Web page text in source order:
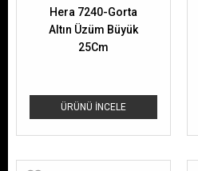
ÜRÜNÜ İNCELE
Hera 7240-Gorta
Altın Üzüm Büyük
25Cm